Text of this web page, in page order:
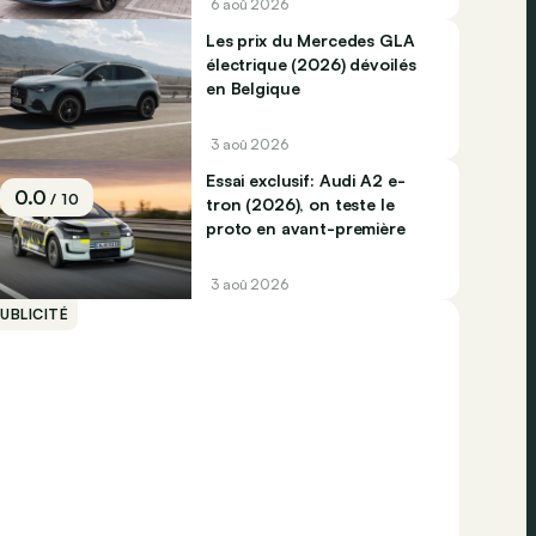
6 aoû 2026
Les prix du Mercedes GLA
électrique (2026) dévoilés
en Belgique
3 aoû 2026
0.0/ 10
Essai exclusif: Audi A2 e-
tron (2026), on teste le
proto en avant-première
3 aoû 2026